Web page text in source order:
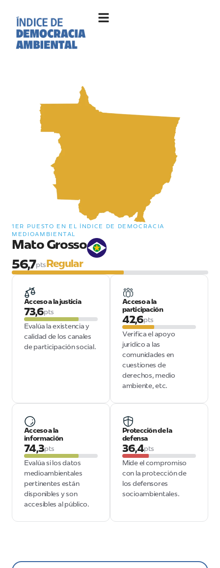
1ER PUESTO EN EL ÍNDICE DE DEMOCRACIA
MEDIOAMBIENTAL
Mato Grosso
56,7ptsRegular
Acceso a la justicia
73,6pts
Evalúa la existencia y
calidad de los canales
de participación social.
Acceso a la
participación
42,6pts
Verifica el apoyo
jurídico a las
comunidades en
cuestiones de
derechos, medio
ambiente, etc.
Acceso a la
información
74,3pts
Evalúa si los datos
medioambientales
pertinentes están
disponibles y son
accesibles al público.
Protección de la
defensa
36,4pts
Mide el compromiso
con la protección de
los defensores
socioambientales.